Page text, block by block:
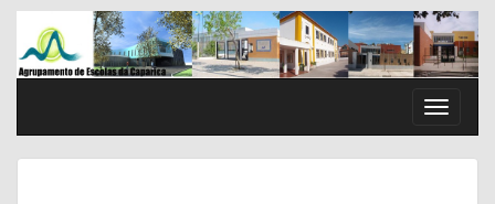
Skip
content
Toggle